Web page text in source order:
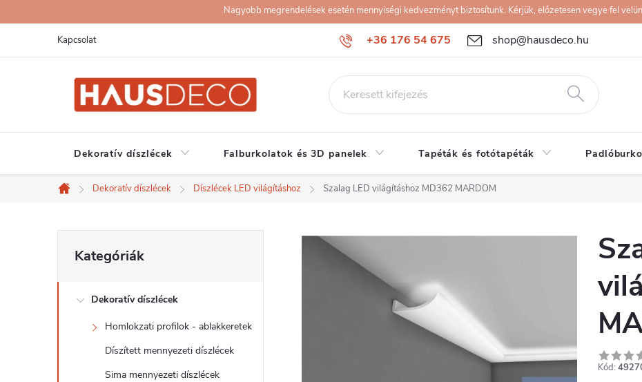
a
Nagyobb megrendelések esetén mennyiségi kedvezményt biztosítunk. Kérjük, előzetesen vegye fel
+36 176 54 675 shop@hausdeco.hu
Kapcsolat
Dekoratív díszlécek Falburkolatok és 3D panelek Tapéták és fotótapéták
Kezdőlap
Dekoratív díszlécek Díszlécek LED világításhoz Szalag LED világításhoz MD362 MARDOM
O
l
átugrása
Kategóriák
Dekoratív díszlécek
Homlokzati profilok - ablakkeretek
Díszített mennyezeti díszlécek
Sima mennyezeti díszlécek
Kód: